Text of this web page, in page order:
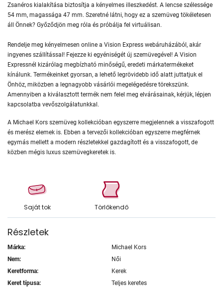
Zsanéros kialakítása biztosítja a kényelmes illeszkedést. A lencse szélessége
54 mm, magassága 47 mm. Szeretné látni, hogy ez a szemüveg tökéletesen
áll Önnek? Győződjön meg róla és próbálja fel virtuálisan.
Rendelje meg kényelmesen online a Vision Express webáruházából, akár
ingyenes szállítással! Fejezze ki egyéniségét új szemüvegével! A Vision
Expressnél kizárólag megbízható minőségű, eredeti márkatermékeket
kínálunk. Termékeinket gyorsan, a lehető legrövidebb idő alatt juttatjuk el
Önhöz, miközben a legnagyobb vásárlói megelégedésre törekszünk.
Amennyiben a kiválasztott termék nem felel meg elvárásainak, kérjük, lépjen
kapcsolatba vevőszolgálatunkkal.
A Michael Kors szemüveg kollekcióban egyszerre megjelennek a visszafogott
és merész elemek is. Ebben a tervezői kollekcióban egyszerre megférnek
egymás mellett a modern részletekkel gazdagított és a visszafogott, de
közben mégis luxus szemüvegkeretek is.
Saját tok Törlőkendő
Részletek
Márka:
Michael Kors
Nem:
Női
Keretforma:
Kerek
Keret típusa:
Teljes keretes